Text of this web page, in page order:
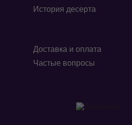
Доставка и оплата
Частые вопросы
История десерта